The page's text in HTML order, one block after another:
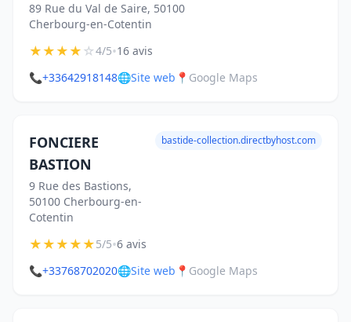
89 Rue du Val de Saire, 50100
Cherbourg-en-Cotentin
★★★★☆4/5•16 avis
📞+33642918148🌐Site web 📍 Google Maps
FONCIERE
BASTION
9 Rue des Bastions,
50100 Cherbourg-en-
Cotentin
bastide-collection.directbyhost.com
★★★★★5/5•6 avis
📞+33768702020🌐Site web 📍 Google Maps